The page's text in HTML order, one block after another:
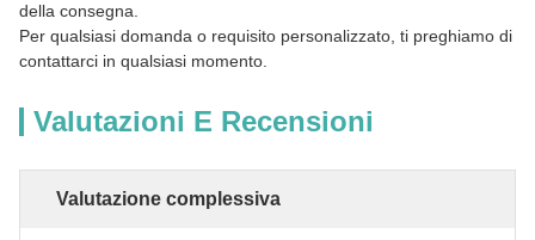
della consegna.
Per qualsiasi domanda o requisito personalizzato, ti preghiamo di
contattarci in qualsiasi momento.
Valutazioni E Recensioni
Valutazione complessiva